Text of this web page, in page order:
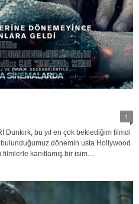
1
Dunkirk, bu yıl en çok beklediğim filmdi
dönemin usta Hollywood
kanıtlamış bir isim....